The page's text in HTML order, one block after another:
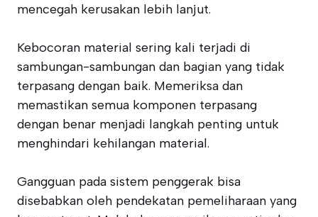
mencegah kerusakan lebih lanjut.
Kebocoran material sering kali terjadi di
sambungan-sambungan dan bagian yang tidak
terpasang dengan baik. Memeriksa dan
memastikan semua komponen terpasang
dengan benar menjadi langkah penting untuk
menghindari kehilangan material.
Gangguan pada sistem penggerak bisa
disebabkan oleh pendekatan pemeliharaan yang